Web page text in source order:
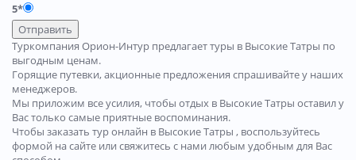
5*
Отправить
Туркомпания Орион-Интур предлагает туры в Высокие Татры по
выгодным ценам.
Горящие путевки, акционные предложения спрашивайте у наших
менеджеров.
Мы приложим все усилия, чтобы отдых в Высокие Татры оставил у
Вас только самые приятные воспоминания.
Чтобы заказать тур онлайн в Высокие Татры , воспользуйтесь
формой на сайте или свяжитесь с нами любым удобным для Вас